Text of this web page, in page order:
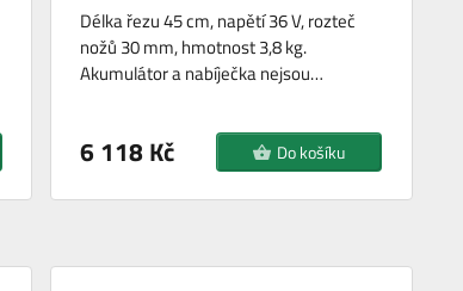
Délka řezu 45 cm, napětí 36 V, rozteč
nožů 30 mm, hmotnost 3,8 kg.
Akumulátor a nabíječka nejsou…
6 118 Kč Do košíku